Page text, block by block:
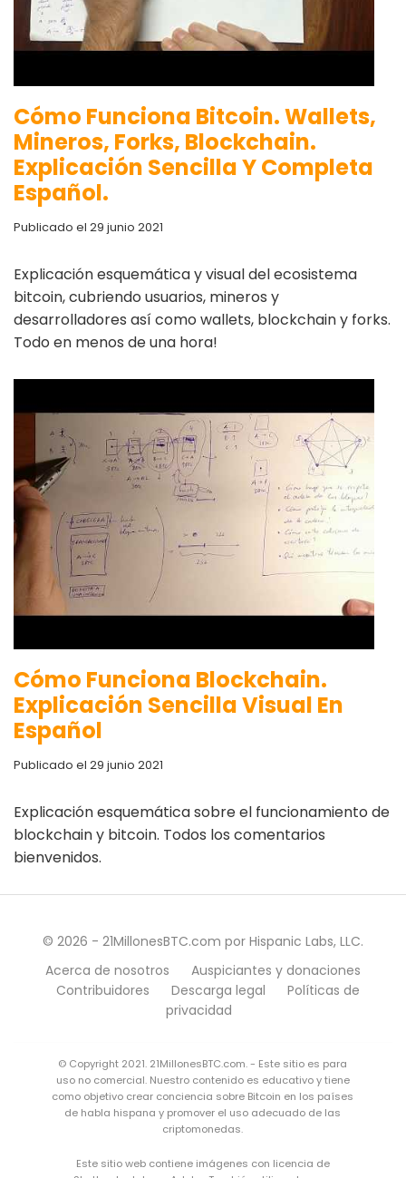
Cómo Funciona Bitcoin. Wallets,
Mineros, Forks, Blockchain.
Explicación Sencilla Y Completa
Español.
Publicado el 29 junio 2021
Explicación esquemática y visual del ecosistema
bitcoin, cubriendo usuarios, mineros y
desarrolladores así como wallets, blockchain y forks.
Todo en menos de una hora!
Cómo Funciona Blockchain.
Explicación Sencilla Visual En
Español
Publicado el 29 junio 2021
Explicación esquemática sobre el funcionamiento de
blockchain y bitcoin. Todos los comentarios
bienvenidos.
© 2026 - 21MillonesBTC.com por Hispanic Labs, LLC.
Acerca de nosotros
Auspiciantes y donaciones
Contribuidores
Descarga legal
Políticas de
privacidad
© Copyright 2021. 21MillonesBTC.com. - Este sitio es para
uso no comercial. Nuestro contenido es educativo y tiene
como objetivo crear conciencia sobre Bitcoin en los países
de habla hispana y promover el uso adecuado de las
criptomonedas.
Este sitio web contiene imágenes con licencia de